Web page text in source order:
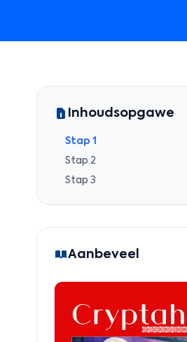
Inhoudsopgawe
Stap 1
Stap 2
Stap 3
Aanbeveel